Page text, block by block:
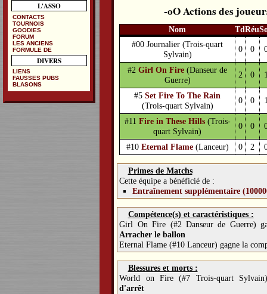
Actions des
Nom TdRéu
#00 Journalier(Trois-quart
Sylvain)
0 0
#2Girl On Fire (Danseur de
Guerre)
2 0
#5Set Fire To The Rain
(Trois-quart Sylvain)
0 0
#11 Fire in These Hills (Trois-
quart Sylvain)
0 0
#10 Eternal Flame (Lanceur) 0 2
Primes de Matchs
Cette équipe a bénéficié de :
Entraînement supplémentaire
Compétence(s) et caractéristiques :
Girl On Fire (#2 Danseur de Guerre)
Arracher le ballon
Eternal Flame (#10 Lanceur) gagne la
Blessures et morts :
World on Fire (#7 Trois-quart
d'arrêt
L'ASSO
CONTACTS
TOURNOIS
GOODIES
FORUM
LES ANCIENS
FORMULE DE
DIVERS
LIENS
FAUSSES PUBS
BLASONS